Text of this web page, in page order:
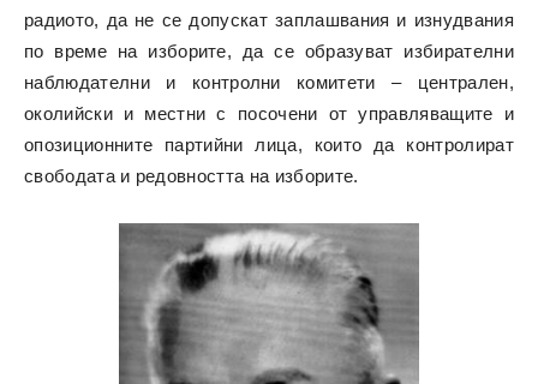
радиото, да не се допускат заплашвания и изнудвания
по време на изборите, да се образуват избирателни
наблюдателни и контролни комитети – централен,
околийски и местни с посочени от управляващите и
опозиционните партийни лица, които да контролират
свободата и редовността на изборите.